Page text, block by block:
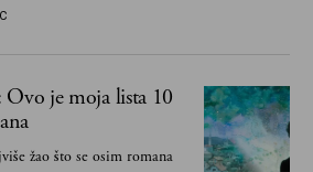
Ovo je moja lista 10
žao što se osim romana